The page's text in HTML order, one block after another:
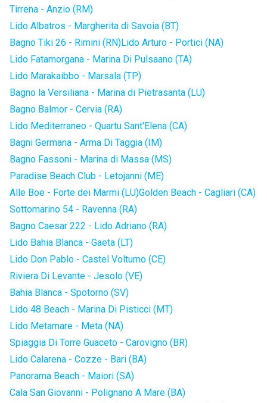
Tirrena - Anzio (RM)
Lido Albatros - Margherita di Savoia (BT)
Bagno Tiki 26 - Rimini (RN)Lido Arturo - Portici (NA)
Lido Fatamorgana - Marina Di Pulsaano (TA)
Lido Marakaibbo - Marsala (TP)
Bagno la Versiliana - Marina di Pietrasanta (LU)
Bagno Balmor - Cervia (RA)
Lido Mediterraneo - Quartu Sant'Elena (CA)
Bagni Germana - Arma Di Taggia (IM)
Bagno Fassoni - Marina di Massa (MS)
Paradise Beach Club - Letojanni (ME)
Alle Boe - Forte dei Marmi (LU)Golden Beach - Cagliari (CA)
Sottomarino 54 - Ravenna (RA)
Bagno Caesar 222 - Lido Adriano (RA)
Lido Bahia Blanca - Gaeta (LT)
Lido Don Pablo - Castel Volturno (CE)
Riviera Di Levante - Jesolo (VE)
Bahia Blanca - Spotorno (SV)
Lido 48 Beach - Marina Di Pisticci (MT)
Lido Metamare - Meta (NA)
Spiaggia Di Torre Guaceto - Carovigno (BR)
Lido Calarena - Cozze - Bari (BA)
Panorama Beach - Maiori (SA)
Cala San Giovanni - Polignano A Mare (BA)